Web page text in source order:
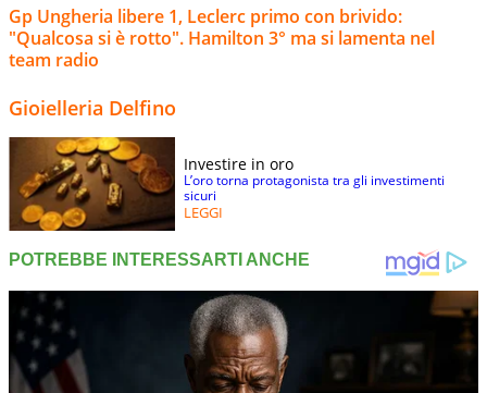
Gp Ungheria libere 1, Leclerc primo con brivido:
"Qualcosa si è rotto". Hamilton 3° ma si lamenta nel
team radio
Gioielleria Delfino
Investire in oro
L’oro torna protagonista tra gli investimenti
sicuri
LEGGI